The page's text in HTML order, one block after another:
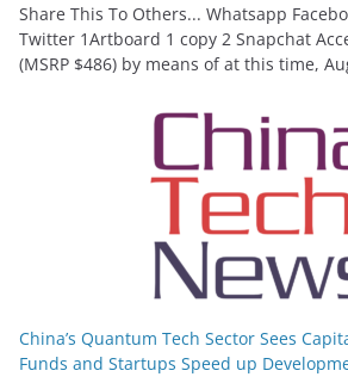
Share This To Others... Whatsapp
Twitter 1Artboard 1 copy 2 Snapchat
(MSRP $486) by means of at this time,
China’s Quantum Tech Sector Sees
Funds and Startups Speed up